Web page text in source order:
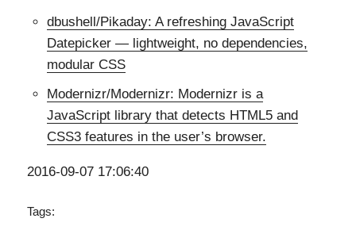
dbushell/Pikaday: A refreshing JavaScript
Datepicker — lightweight, no dependencies,
modular CSS
Modernizr/Modernizr: Modernizr is a
JavaScript library that detects HTML5 and
CSS3 features in the user’s browser.
2016-09-07 17:06:40
Tags: